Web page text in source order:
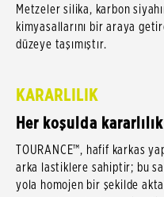
Metzeler silika, karbon
kimyasallarını bir araya
düzeye taşımıştır.
KARARLILIK
Her koşulda kararlılık
TOURANCE™, hafif karkas
arka lastiklere sahiptir; bu
yola homojen bir şekilde